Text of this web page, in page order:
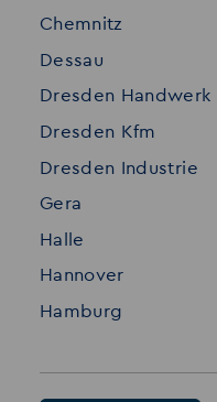
Chemnitz
Dessau
Dresden Handwerk
Dresden Kfm
Dresden Industrie
Gera
Halle
Hannover
Hamburg